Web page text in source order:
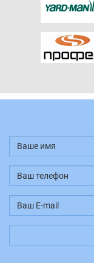
Ваше
имя
*
Ваш
телефон
*
Ваш
mail